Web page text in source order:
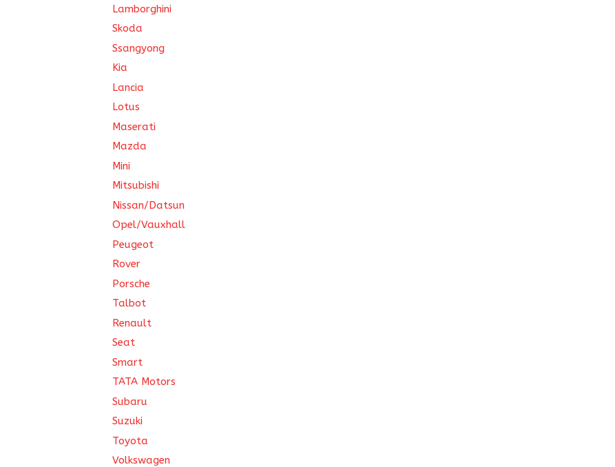
Lamborghini
Skoda
Ssangyong
Kia
Lancia
Lotus
Maserati
Mazda
Mini
Mitsubishi
Nissan/Datsun
Opel/Vauxhall
Peugeot
Rover
Porsche
Talbot
Renault
Seat
Smart
TATA Motors
Subaru
Suzuki
Toyota
Volkswagen